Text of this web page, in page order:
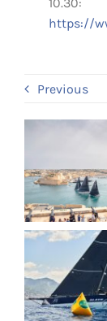
10.30:
https://
Previous